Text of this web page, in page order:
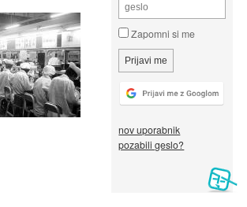
Zapomni si me
nov uporabnik
pozabili geslo?